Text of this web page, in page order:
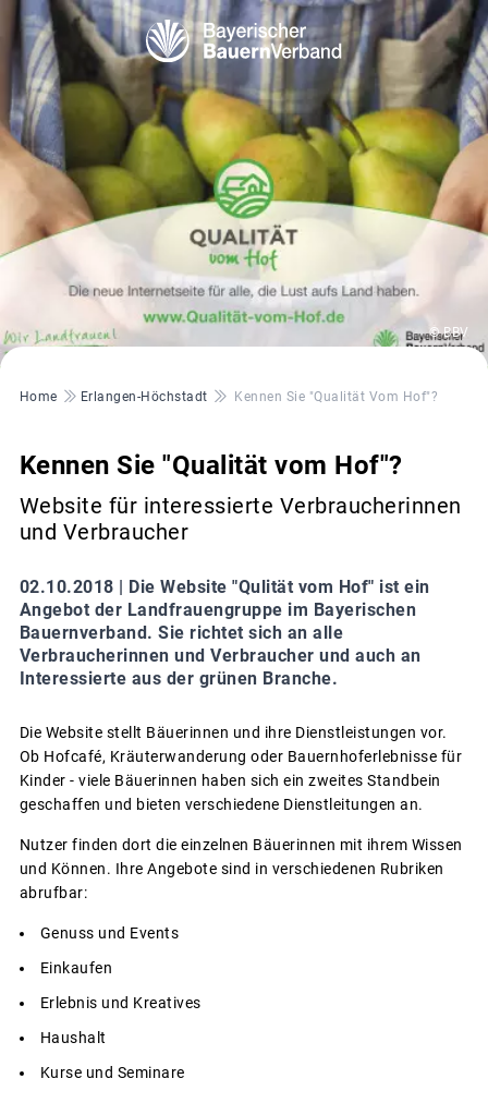
© BBV
Pfadnavigation
Home Erlangen-Höchstadt Kennen Sie "Qualität Vom Hof"?
Kennen Sie "Qualität vom Hof"?
Website für interessierte Verbraucherinnen
und Verbraucher
02.10.2018 | Die Website "Qulität vom Hof" ist ein
Angebot der Landfrauengruppe im Bayerischen
Bauernverband. Sie richtet sich an alle
Verbraucherinnen und Verbraucher und auch an
Interessierte aus der grünen Branche.
Die Website stellt Bäuerinnen und ihre Dienstleistungen vor.
Ob Hofcafé, Kräuterwanderung oder Bauernhoferlebnisse für
Kinder - viele Bäuerinnen haben sich ein zweites Standbein
geschaffen und bieten verschiedene Dienstleitungen an.
Nutzer finden dort die einzelnen Bäuerinnen mit ihrem Wissen
und Können. Ihre Angebote sind in verschiedenen Rubriken
abrufbar:
Genuss und Events
Einkaufen
Erlebnis und Kreatives
Haushalt
Kurse und Seminare